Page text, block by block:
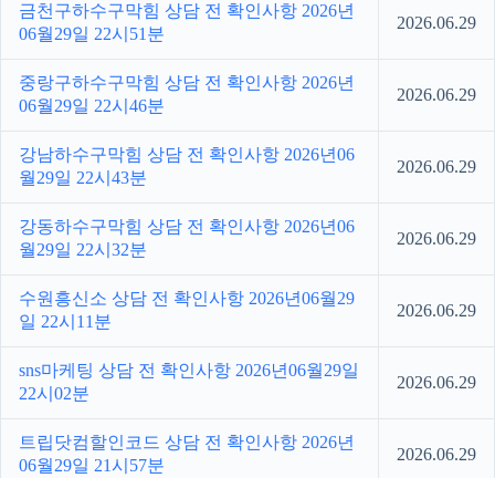
금천구하수구막힘 상담 전 확인사항 2026년
06월29일 22시51분
2026.06.29
중랑구하수구막힘 상담 전 확인사항 2026년
06월29일 22시46분
2026.06.29
강남하수구막힘 상담 전 확인사항 2026년06
월29일 22시43분
2026.06.29
강동하수구막힘 상담 전 확인사항 2026년06
월29일 22시32분
2026.06.29
수원흥신소 상담 전 확인사항 2026년06월29
일 22시11분
2026.06.29
sns마케팅 상담 전 확인사항 2026년06월29일
22시02분
2026.06.29
트립닷컴할인코드 상담 전 확인사항 2026년
06월29일 21시57분
2026.06.29